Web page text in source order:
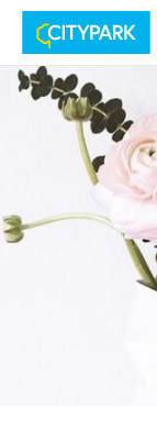
Montag
MONTAG
Dienstag
DIENSTAG
Mittwoch
DONNERSTAG